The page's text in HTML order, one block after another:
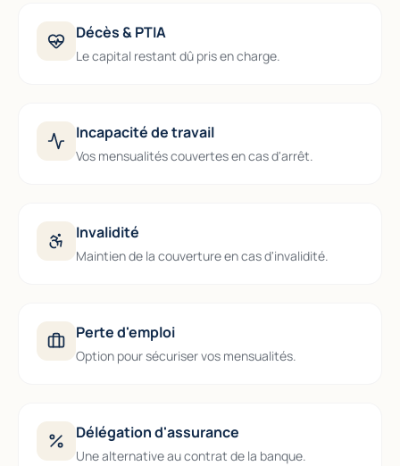
Décès & PTIA
Le capital restant dû pris en charge.
Incapacité de travail
Vos mensualités couvertes en cas d'arrêt.
Invalidité
Maintien de la couverture en cas d'invalidité.
Perte d'emploi
Option pour sécuriser vos mensualités.
Délégation d'assurance
Une alternative au contrat de la banque.